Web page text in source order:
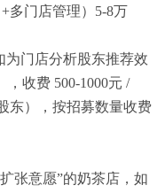
多门店管理）5-8万
为门店分析股东推荐效
收费 500-1000元 /
东），按招募数量收费
张意愿”的奶茶店，如